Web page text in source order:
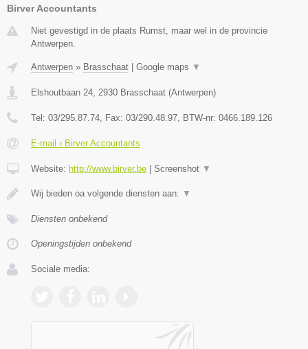
Birver Accountants
Niet gevestigd in de plaats Rumst, maar wel in de provincie
Antwerpen.
Antwerpen » Brasschaat Google maps ▼
Elshoutbaan 24 2930 Brasschaat (Antwerpen)
Tel: 03/295.87.74 , Fax: 03/290.48.97 , BTW-nr: 0466.189.126
E-mail › Birver Accountants
Website: http://www.birver.be Screenshot ▼
Wij bieden oa volgende diensten aan: ▼
Diensten onbekend
Openingstijden onbekend
Sociale media: